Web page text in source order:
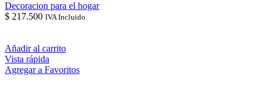
Decoracion para el hogar
$ 217.500 IVA Incluido
Añadir al carrito
Vista rápida
Agregar a Favoritos